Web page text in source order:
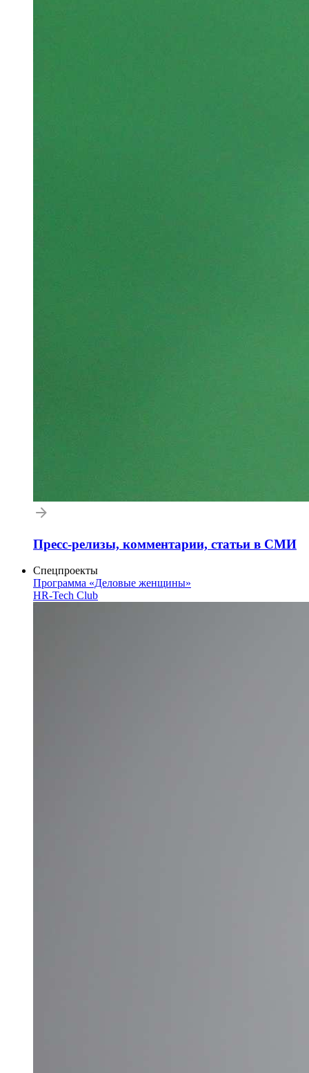
Пресс-релизы, комментарии, статьи в СМИ
Спецпроекты
Программа «Деловые женщины»
HR-Tech Club